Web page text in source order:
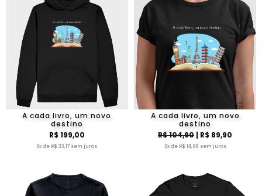
A cada livro, um novo
destino
R$ 199,00
6x de R$ 33,17 sem juros
A cada livro, um novo
destino
R$ 104,90| R$ 89,90
6x de R$ 14,98 sem juros